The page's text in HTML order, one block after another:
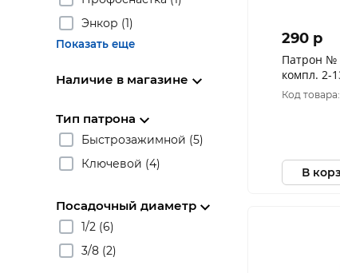
Энкор (1)
Показать еще
Наличие в магазине
Тип патрона
Быстрозажимной (5)
Ключевой (4)
Посадочный диаметр
1/2 (6)
3/8 (2)
290 p
Патрон №
компл. 2-
бокс
Код
В